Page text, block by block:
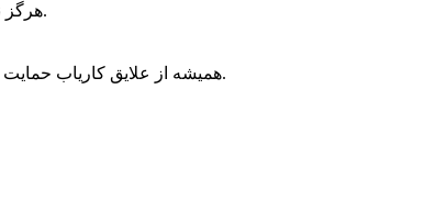
هرگز نباید هیچ گونه تبعیضی را نسبت به کاریاب یا متقاضی ترجمه بر حسب وضعیت اجتماعی، اعتقادات مذهبی، ملیت، گروه نژادی و… قائل شود.
همیشه از علایق کاریاب حمایت کند(تا جایی که این علاقه ، قانون و اخلاقیات را نقض نکند) و اطمینان حاصل کنند که ترجمه هیچ تاثیر مخالفی بر این چنین علایق نداشته باشد.